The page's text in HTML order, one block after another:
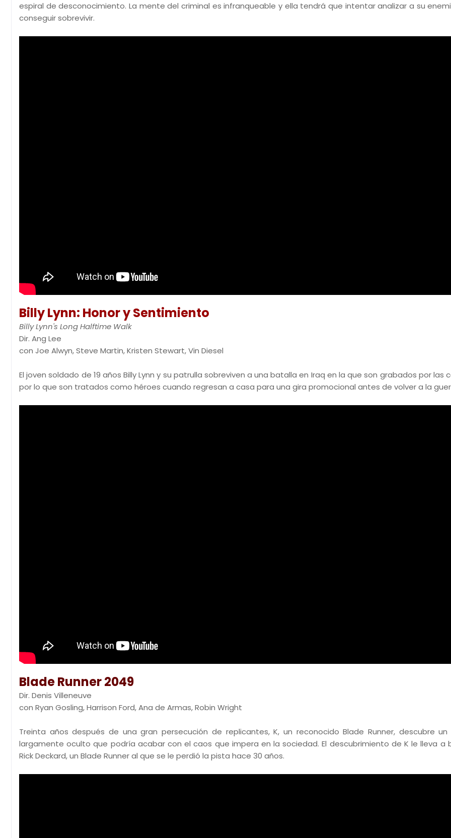
espiral de desconocimiento. La mente del criminal es infranqueable y ella tendrá que intentar analizar a su
conseguir sobrevivir.
Billy Lynn: Honor y Sentimiento
Billy Lynn's Long Halftime Walk
Dir. Ang Lee
con Joe Alwyn, Steve Martin, Kristen Stewart, Vin Diesel
El joven soldado de 19 años Billy Lynn y su patrulla sobreviven a una batalla en Iraq en la que son grabados por las
por lo que son tratados como héroes cuando regresan a casa para una gira promocional antes de volver a la
Blade Runner 2049
Dir. Denis Villeneuve
con Ryan Gosling, Harrison Ford, Ana de Armas, Robin Wright
Treinta años después de una gran persecución de replicantes, K, un reconocido Blade Runner, descubre
largamente oculto que podría acabar con el caos que impera en la sociedad. El descubrimiento de K le lleva a
Rick Deckard, un Blade Runner al que se le perdió la pista hace 30 años.